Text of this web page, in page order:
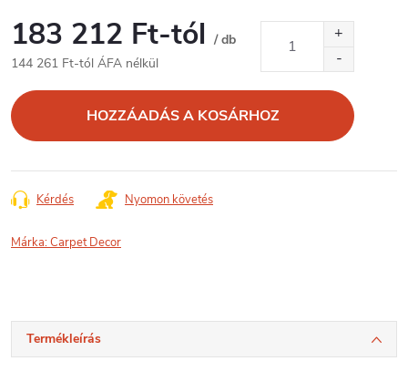
183 212 Ft-tól / db
144 261 Ft-tól ÁFA nélkül
HOZZÁADÁS A KOSÁRHOZ
Kérdés Nyomon követés
Márka:Carpet Decor
Termékleírás